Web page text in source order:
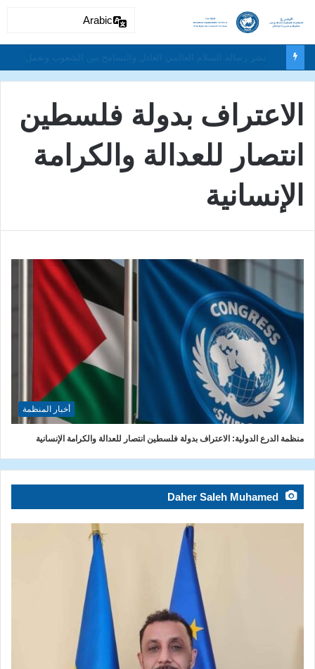
الاعتراف بدولة فلسطين
انتصار للعدالة والكرامة
الإنسانية
أخبار المنظمة
منظمة الدرع الدولية: الاعتراف بدولة فلسطين انتصار للعدالة والكرامة الإنسانية
Daher Saleh Muhamed
Arabic